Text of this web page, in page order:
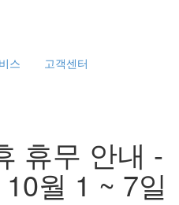
스 고객센터
휴무 안내 -
월 1 ~ 7일